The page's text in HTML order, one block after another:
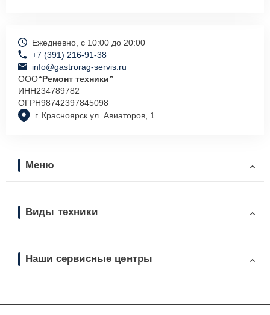
г. Красноярск ул. Авиаторов, 1
Ежедневно, с 10:00 до 20:00
+7 (391) 216-91-38
info@gastrorag-servis.ru
ООО“Ремонт техники”
ИНН234789782
ОГРН98742397845098
Меню
Виды техники
Наши сервисные центры